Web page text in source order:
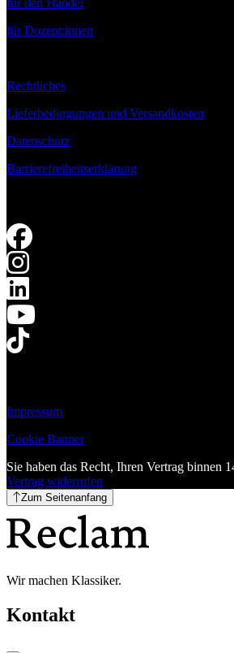
für Dozent:innen
Rechtliches
Lieferbedingungen und Versandkosten
Datenschutz
Barrierefreiheitserklärung
Impressum
Cookie Banner
Sie haben das Recht, Ihren Vertrag binnen
Vertrag widerrufen
Zum Seitenanfang
Wir machen Klassiker.
Kontakt